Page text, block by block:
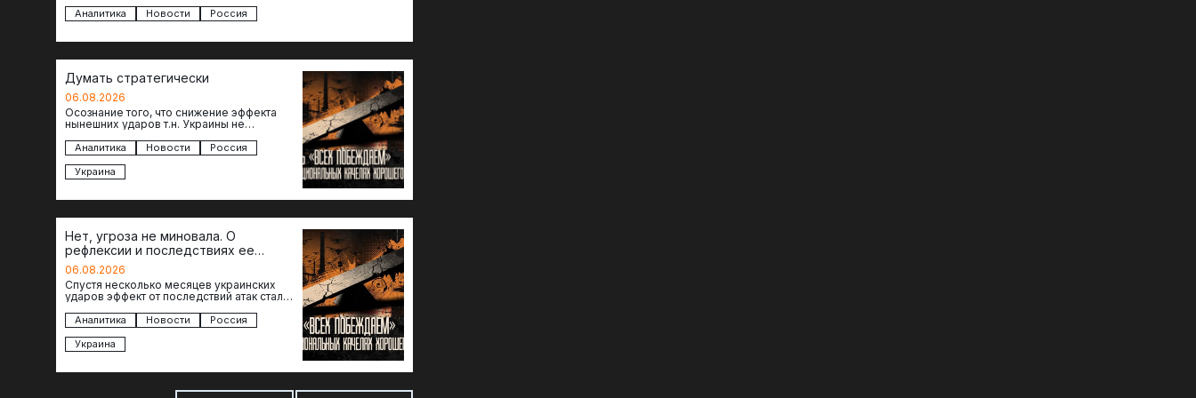
Аналитика Новости Россия
Думать стратегически
06.08.2026
Осознание того, что снижение эффекта
нынешних ударов т.н. Украины не
— повод задаться вопросом: что делать…
Аналитика Новости
Россия
Украина
Нет, угроза не миновала. О
рефлексии и последствиях ее
отсутствия
06.08.2026
Спустя несколько месяцев украинских
ударов эффект от последствий атак стал
коллапса розничной торговли не…
Аналитика Новости
Россия
Украина